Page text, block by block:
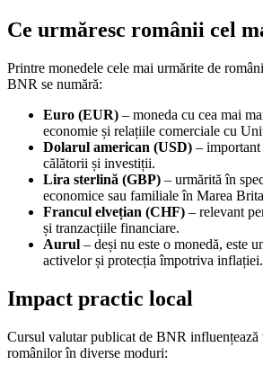
Ce urmăresc românii cel
Printre monedele cele mai urmărite de
BNR se numără:
Euro (EUR) – moneda cu cea mai
economie și relațiile comerciale cu
Dolarul american (USD) –
călătorii și investiții.
Lira sterlină (GBP) – urmărită în
economice sau familiale în Marea
Francul elvețian (CHF) – relevant
și tranzacțiile financiare.
Aurul – deși nu este o monedă, este
activelor și protecția împotriva inflației.
Impact practic local
Cursul valutar publicat de BNR influențează
românilor în diverse moduri: